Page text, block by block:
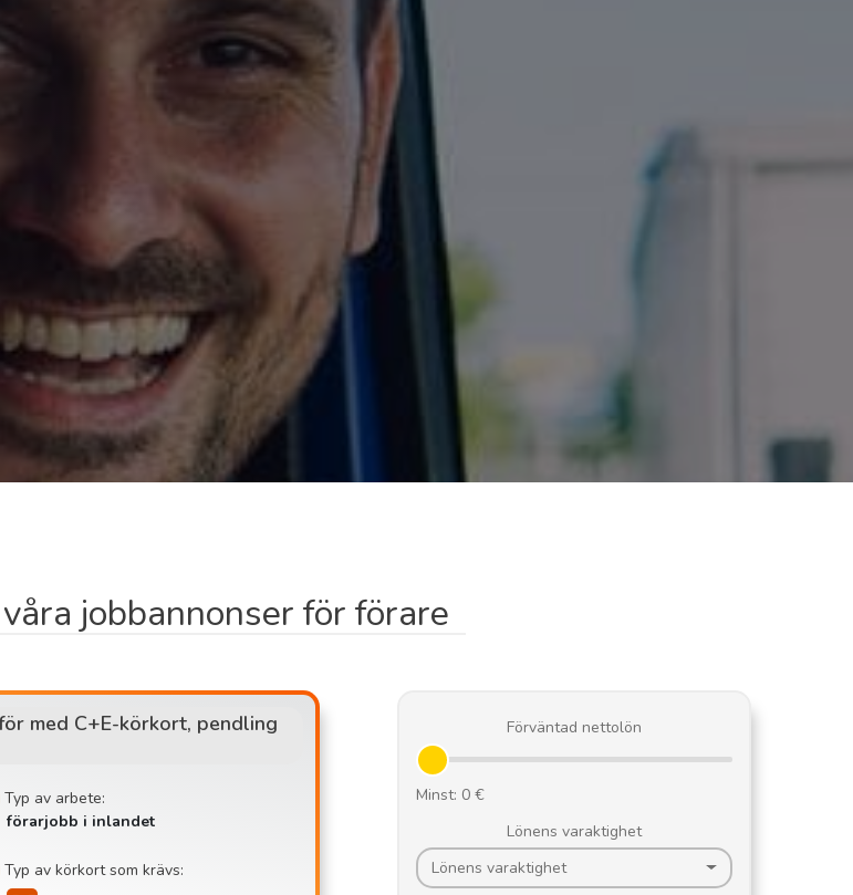
jobbannonser för förare
med C+E-körkort, pendling
Typ av arbete:
förarjobb i inlandet
Typ av körkort som krävs:
Förväntad nettolön
Lönens varaktighet
Lönens varaktighet